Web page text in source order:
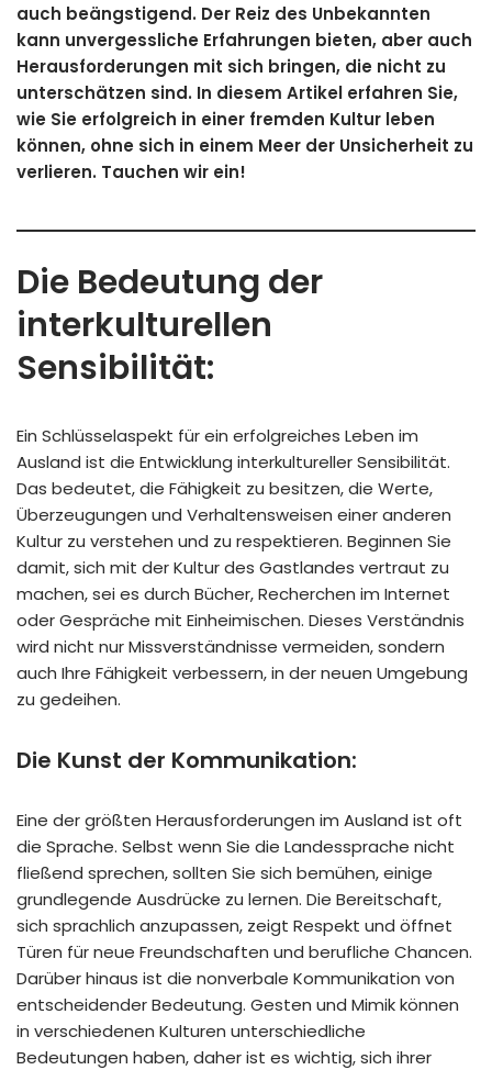
auch beängstigend. Der Reiz des Unbekannten
kann unvergessliche Erfahrungen bieten, aber auch
Herausforderungen mit sich bringen, die nicht zu
unterschätzen sind. In diesem Artikel erfahren Sie,
wie Sie erfolgreich in einer fremden Kultur leben
können, ohne sich in einem Meer der Unsicherheit zu
verlieren. Tauchen wir ein!
Die Bedeutung der
interkulturellen
Sensibilität:
Ein Schlüsselaspekt für ein erfolgreiches Leben im
Ausland ist die Entwicklung interkultureller Sensibilität.
Das bedeutet, die Fähigkeit zu besitzen, die Werte,
Überzeugungen und Verhaltensweisen einer anderen
Kultur zu verstehen und zu respektieren. Beginnen Sie
damit, sich mit der Kultur des Gastlandes vertraut zu
machen, sei es durch Bücher, Recherchen im Internet
oder Gespräche mit Einheimischen. Dieses Verständnis
wird nicht nur Missverständnisse vermeiden, sondern
auch Ihre Fähigkeit verbessern, in der neuen Umgebung
zu gedeihen.
Die Kunst der Kommunikation:
Eine der größten Herausforderungen im Ausland ist oft
die Sprache. Selbst wenn Sie die Landessprache nicht
fließend sprechen, sollten Sie sich bemühen, einige
grundlegende Ausdrücke zu lernen. Die Bereitschaft,
sich sprachlich anzupassen, zeigt Respekt und öffnet
Türen für neue Freundschaften und berufliche Chancen.
Darüber hinaus ist die nonverbale Kommunikation von
entscheidender Bedeutung. Gesten und Mimik können
in verschiedenen Kulturen unterschiedliche
Bedeutungen haben, daher ist es wichtig, sich ihrer